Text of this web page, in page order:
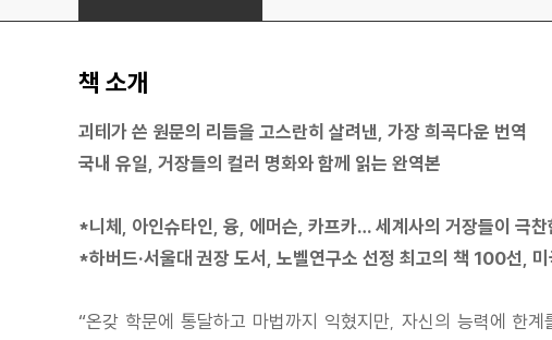
책 소개
괴테가 쓴 원문의 리듬을 고스란히 살려낸, 가장 희곡다운 번역
국내 유일, 거장들의 컬러 명화와 함께 읽는 완역본
*니체, 아인슈타인, 융, 에머슨, 카프카… 세계사의 거장들이 극찬
*하버드·서울대 권장 도서, 노벨연구소 선정 최고의 책 100선,
“온갖 학문에 통달하고 마법까지 익혔지만, 자신의 능력에 한